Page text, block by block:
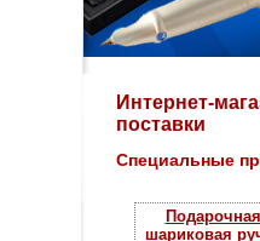
Интернет-
поставки
Специальные
Подарочная
шариковая